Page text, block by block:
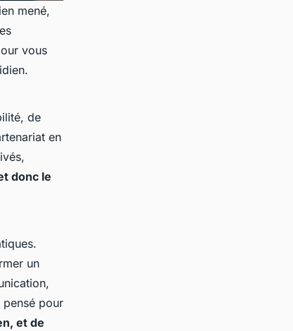
mené,
vous
de
en
donc le
un
pour
et de